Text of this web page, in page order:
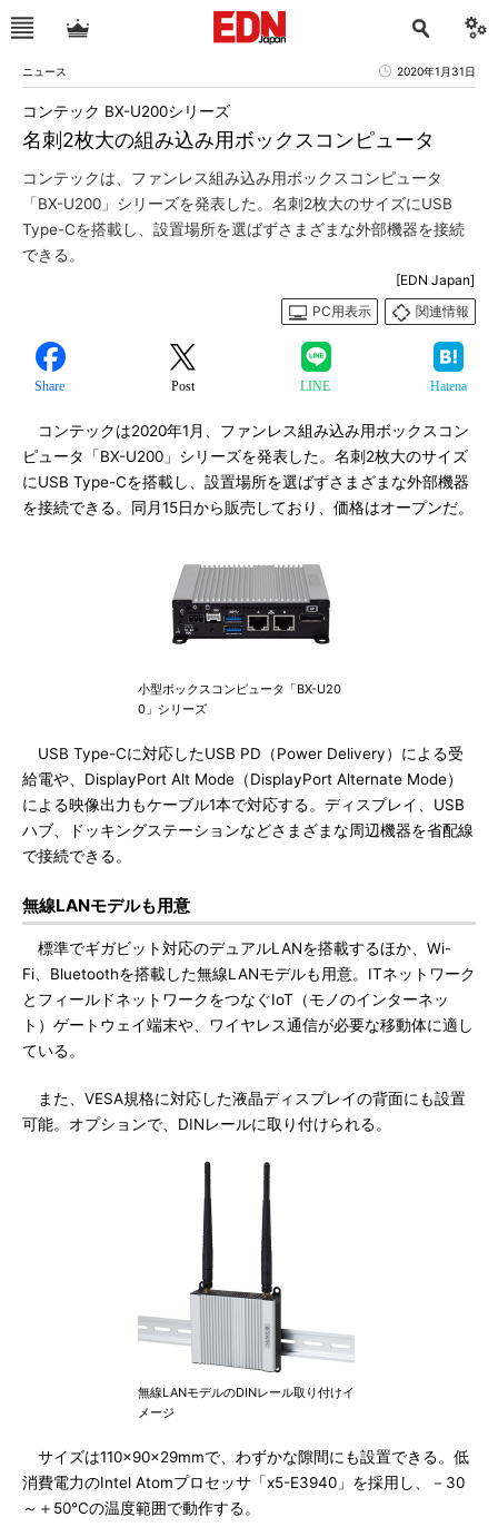
ニュース 2020年1月31日
名刺2枚大の組み込み用ボックスコンピュータ
コンテック BX-U200シリーズ
コンテックは、ファンレス組み込み用ボックスコンピュータ
「BX-U200」シリーズを発表した。名刺2枚大のサイズにUSB
Type-Cを搭載し、設置場所を選ばずさまざまな外部機器を接続
できる。
[EDN Japan]
PC用表示
関連情報
Share Post LINE Hatena
コンテックは2020年1月、ファンレス組み込み用ボックスコン
ピュータ「BX-U200」シリーズを発表した。名刺2枚大のサイズ
にUSB Type-Cを搭載し、設置場所を選ばずさまざまな外部機器
を接続できる。同月15日から販売しており、価格はオープンだ。
小型ボックスコンピュータ「BX-U20
0」シリーズ
USB Type-Cに対応したUSB PD（Power Delivery）による受
給電や、DisplayPort Alt Mode（DisplayPort Alternate Mode）
による映像出力もケーブル1本で対応する。ディスプレイ、USB
ハブ、ドッキングステーションなどさまざまな周辺機器を省配線
で接続できる。
無線LANモデルも用意
標準でギガビット対応のデュアルLANを搭載するほか、Wi-
Fi、Bluetoothを搭載した無線LANモデルも用意。ITネットワーク
とフィールドネットワークをつなぐIoT（モノのインターネッ
ト）ゲートウェイ端末や、ワイヤレス通信が必要な移動体に適し
ている。
また、VESA規格に対応した液晶ディスプレイの背面にも設置
可能。オプションで、DINレールに取り付けられる。
無線LANモデルのDINレール取り付けイ
メージ
サイズは110×90×29mmで、わずかな隙間にも設置できる。低
消費電力のIntel Atomプロセッサ「x5-E3940」を採用し、－30
～＋50℃の温度範囲で動作する。